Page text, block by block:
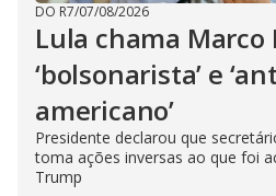
DO R7/07/08/2026
Lula chama Marco
‘bolsonarista’ e
americano’
Presidente declarou que
toma ações inversas ao que foi
Trump